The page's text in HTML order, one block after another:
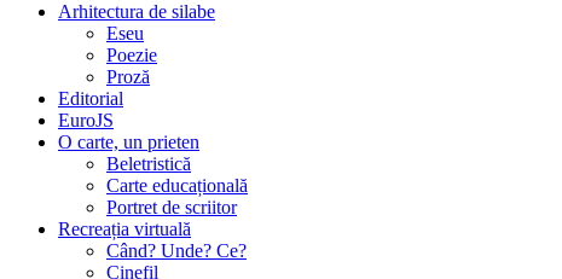
Arhitectura de silabe
Eseu
Poezie
Proză
Editorial
EuroJS
O carte, un prieten
Beletristică
Carte educațională
Portret de scriitor
Recreația virtuală
Când? Unde? Ce?
Cinefil